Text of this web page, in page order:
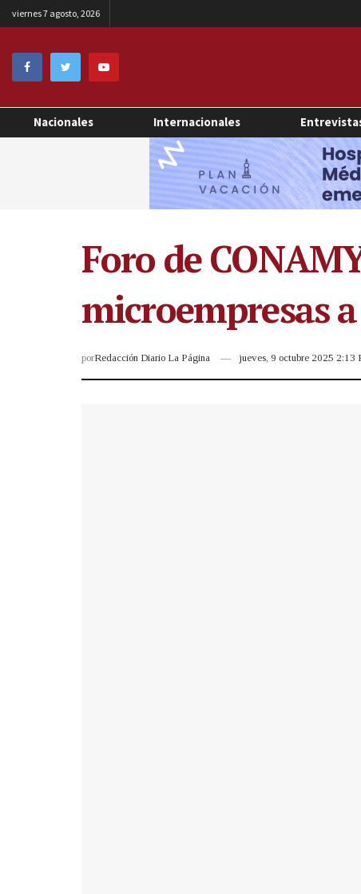
viernes 7 agosto, 2026
Nacionales Internacionales
Foro de
microempresas
porRedacción Diario La Página jueves, 9 octubre 2025 2:13